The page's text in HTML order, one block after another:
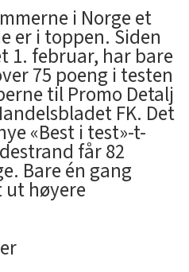
i Norge et
er i toppen. Siden
1. februar, har bare
75 poeng i testen
til Promo Detalj
FK. Det
«Best i test»-t-
får 82
Bare én gang
høyere